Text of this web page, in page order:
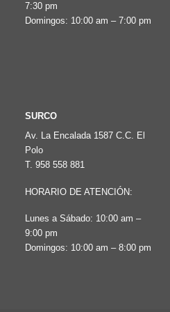
en
7:30 pm
Domingos: 10:00 am – 7:00 pm
SURCO
Av. La Encalada 1587 C.C. El
Polo
T. 958 558 881
HORARIO DE ATENCIÓN:
Lunes a Sábado: 10:00 am –
9:00 pm
Domingos: 10:00 am – 8:00 pm